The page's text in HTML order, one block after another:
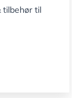
tilbehør til